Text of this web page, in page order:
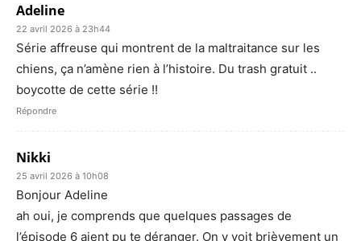
Adeline
22 avril 2026 à 23h44
Série affreuse qui montrent de la maltraitance sur les
chiens, ça n’amène rien à l’histoire. Du trash gratuit ..
boycotte de cette série !!
Répondre
Nikki
25 avril 2026 à 10h08
Bonjour Adeline
ah oui, je comprends que quelques passages de
l’épisode 6 aient pu te déranger. On y voit brièvement un